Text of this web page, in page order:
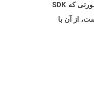
Container در دسترس است. در صورتی که SDK
از آن با